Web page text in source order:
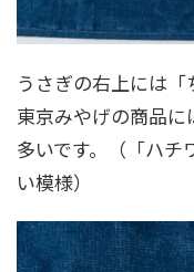
うさぎの右上には「
東京みやげの商品
多いです。（「ハチ
い模様）